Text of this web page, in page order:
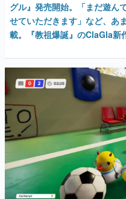
グル』発売開始。「まだ遊ん
せていただきます」など、あ
載。『教祖爆誕』のClaGla新